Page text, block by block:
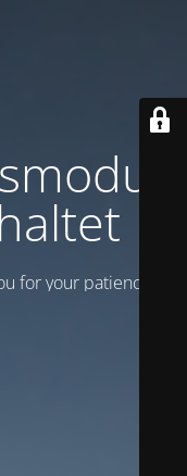
for your patience!